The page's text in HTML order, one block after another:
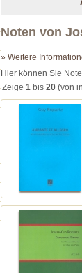
Noten von
» Weitere
Hier können Sie
Zeige 1 bis 20 (von